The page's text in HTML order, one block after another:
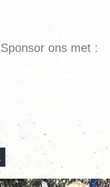
Sponsor ons met :